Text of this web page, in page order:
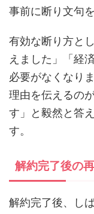
事前に断り文句
有効な断り方と
えました」「経
必要がなくなり
理由を伝えるの
す」と毅然と答
す。
解約完了後の
解約完了後、し